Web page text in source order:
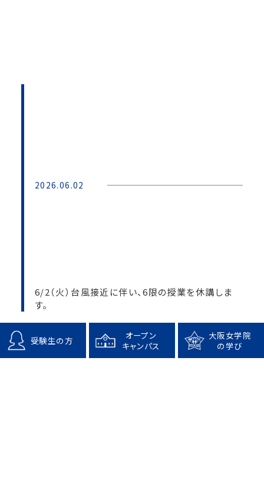
受験生の方
オープン
キャンパス
大阪女学院
の学び
2026.06.02
6/2（火）台風接近に伴い、6限の授業を休講しま
す。